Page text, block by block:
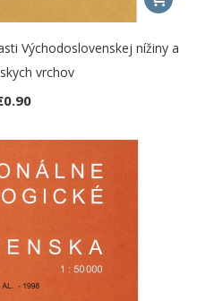
Východoslovenskej nížiny a
vrchov
0.90